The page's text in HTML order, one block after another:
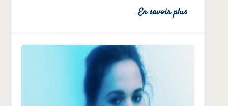
En savoir plus